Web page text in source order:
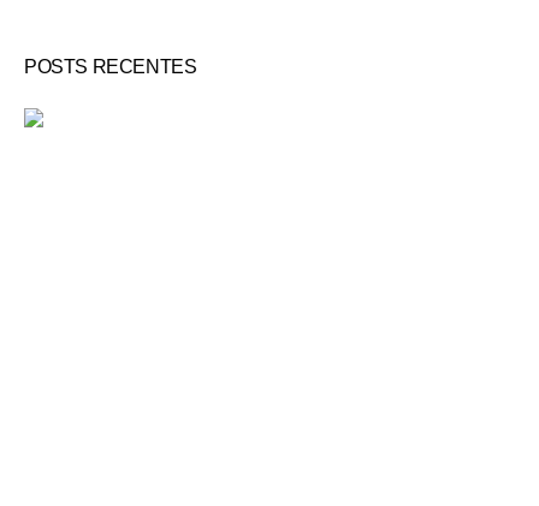
POSTS RECENTES